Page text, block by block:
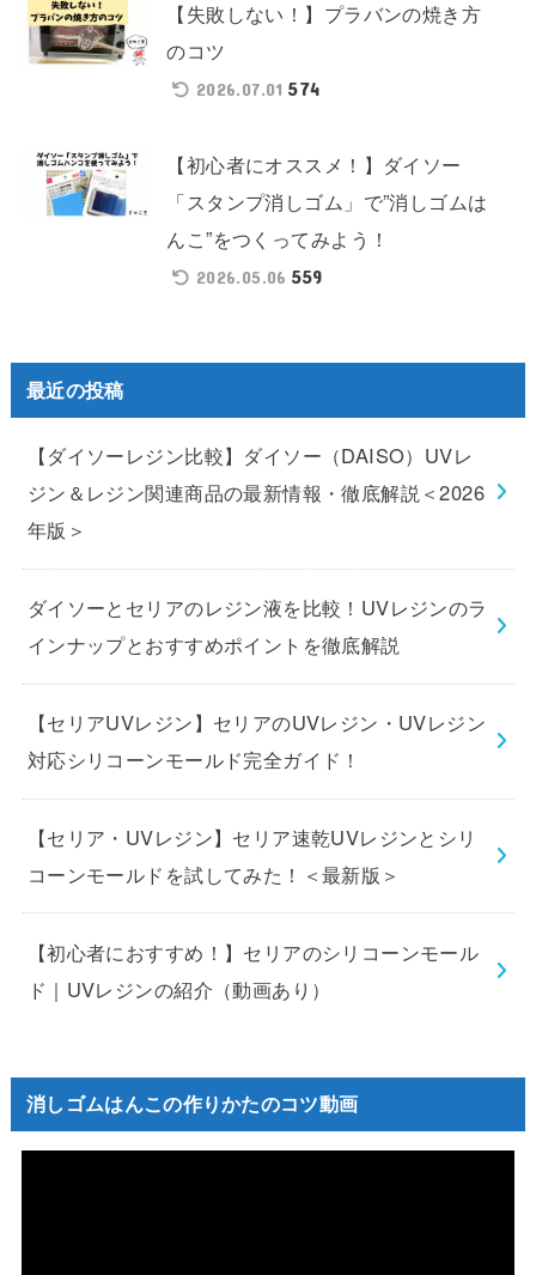
【失敗しない！】プラバンの焼き方
のコツ
2026.07.01 574
【初心者にオススメ！】ダイソー
「スタンプ消しゴム」で”消しゴムは
んこ”をつくってみよう！
2026.05.06 559
最近の投稿
【ダイソーレジン比較】ダイソー（DAISO）UVレ
ジン＆レジン関連商品の最新情報・徹底解説＜2026
年版＞
ダイソーとセリアのレジン液を比較！UVレジンのラ
インナップとおすすめポイントを徹底解説
【セリアUVレジン】セリアのUVレジン・UVレジン
対応シリコーンモールド完全ガイド！
【セリア・UVレジン】セリア速乾UVレジンとシリ
コーンモールドを試してみた！＜最新版＞
【初心者におすすめ！】セリアのシリコーンモール
ド｜UVレジンの紹介（動画あり）
消しゴムはんこの作りかたのコツ動画